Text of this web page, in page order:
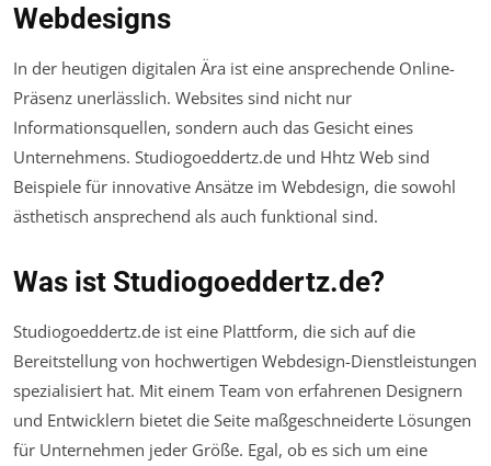
Webdesigns
In der heutigen digitalen Ära ist eine ansprechende Online-
Präsenz unerlässlich. Websites sind nicht nur
Informationsquellen, sondern auch das Gesicht eines
Unternehmens. Studiogoeddertz.de und Hhtz Web sind
Beispiele für innovative Ansätze im Webdesign, die sowohl
ästhetisch ansprechend als auch funktional sind.
Was ist Studiogoeddertz.de?
Studiogoeddertz.de ist eine Plattform, die sich auf die
Bereitstellung von hochwertigen Webdesign-Dienstleistungen
spezialisiert hat. Mit einem Team von erfahrenen Designern
und Entwicklern bietet die Seite maßgeschneiderte Lösungen
für Unternehmen jeder Größe. Egal, ob es sich um eine